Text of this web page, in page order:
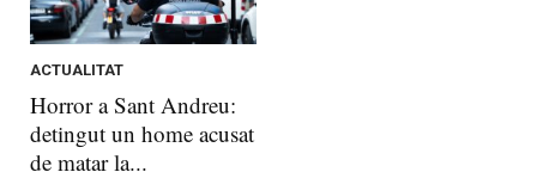
ACTUALITAT
Horror a Sant Andreu:
detingut un home acusat
de matar la...